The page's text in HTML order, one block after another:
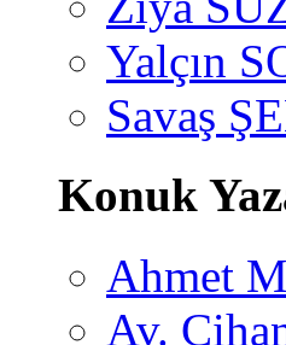
Yalçın
Savaş
Konuk
Ahmet
Av.